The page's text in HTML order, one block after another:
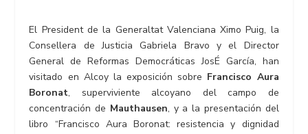
El President de la Generaltat Valenciana Ximo Puig, la
Consellera de Justicia Gabriela Bravo y el Director
General de Reformas Democráticas JosÉ García, han
visitado en Alcoy la exposición sobre Francisco Aura
Boronat, superviviente alcoyano del campo de
concentración de Mauthausen, y a la presentación del
libro “Francisco Aura Boronat: resistencia y dignidad